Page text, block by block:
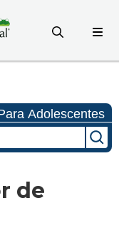
Adolescentes
de